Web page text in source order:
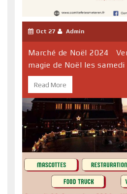
Oct 27 Admin
Marché de Noël 2024
magie de Noël les samedi
Read More